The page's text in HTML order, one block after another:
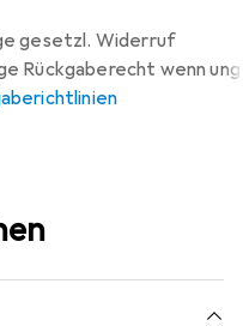
gesetzl. Widerruf
Rückgaberecht wenn